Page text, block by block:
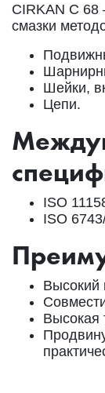
CIRKAN С 68
смазки
Шейки,
Цепи.
ISO
ISO
Высокий
Высокая